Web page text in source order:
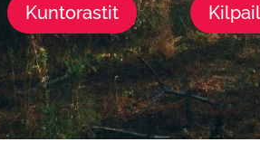
Kuntorastit